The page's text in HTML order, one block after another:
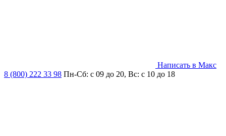
Написать в Макс
8 (800) 222 33 98 Пн-Сб: с 09 до 20, Вс: с 10 до 18